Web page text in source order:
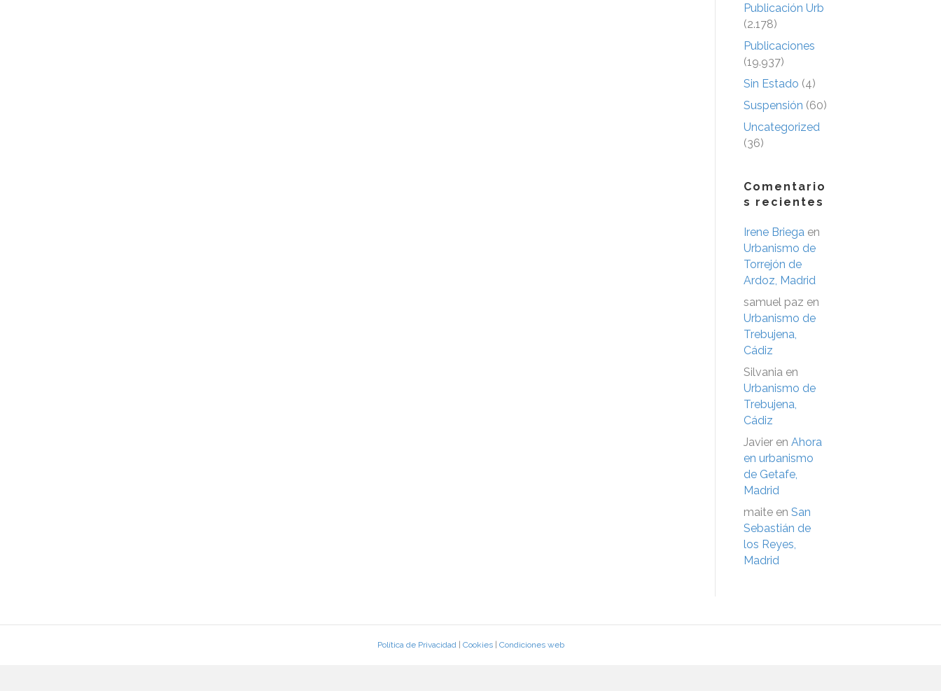
Publicación Urb
(2.178)
Publicaciones
(19.937)
Sin Estado (4)
Suspensión (60)
Uncategorized
(36)
Comentario
s recientes
Irene Briega en
Urbanismo de
Torrejón de
Ardoz, Madrid
samuel paz en
Urbanismo de
Trebujena,
Cádiz
Silvania en
Urbanismo de
Trebujena,
Cádiz
Javier en Ahora
en urbanismo
de Getafe,
Madrid
maite en San
Sebastián de
los Reyes,
Madrid
Política de Privacidad| Cookies| Condiciones web